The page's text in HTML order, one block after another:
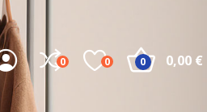
0 0 0,00 €
0